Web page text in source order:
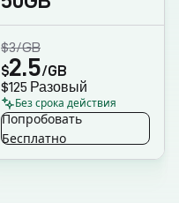
$3/GB
$2.5/GB
$125 Разовый
Без срока действия
Попробовать
Бесплатно